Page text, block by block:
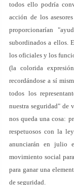
todos ello podría
acción de los
proporcionarían
subordinados a ellos.
los oficiales y los
(la colorida
recordándose a sí
todos los
nuestra seguridad" de
nos queda una cosa:
respetuosos con la
anunciarán en julio
movimiento social
para ganar una
de seguridad.